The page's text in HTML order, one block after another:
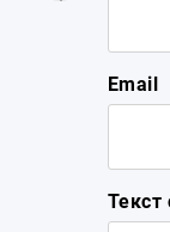
Email
Текст